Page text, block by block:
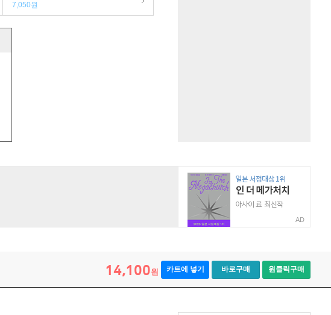
7,050원
AD
14,100원 카트에 넣기 바로구매 원클릭구매